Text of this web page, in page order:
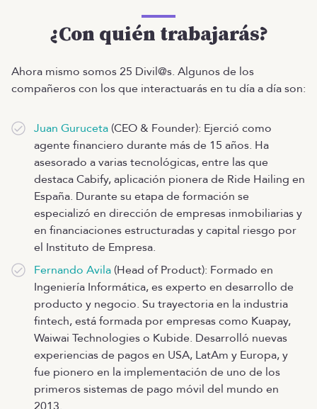
¿Con quién trabajarás?
Ahora mismo somos 25 Divil@s. Algunos de los
compañeros con los que interactuarás en tu día a día son:
Juan Guruceta (CEO & Founder): Ejerció como
agente financiero durante más de 15 años. Ha
asesorado a varias tecnológicas, entre las que
destaca Cabify, aplicación pionera de Ride Hailing en
España. Durante su etapa de formación se
especializó en dirección de empresas inmobiliarias y
en financiaciones estructuradas y capital riesgo por
el Instituto de Empresa.
Fernando Avila (Head of Product): Formado en
Ingeniería Informática, es experto en desarrollo de
producto y negocio. Su trayectoria en la industria
fintech, está formada por empresas como Kuapay,
Waiwai Technologies o Kubide. Desarrolló nuevas
experiencias de pagos en USA, LatAm y Europa, y
fue pionero en la implementación de uno de los
primeros sistemas de pago móvil del mundo en